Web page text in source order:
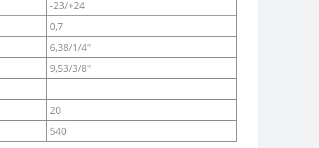
-23/+24
0,7
6,38/1/4″
9,53/3/8″
20
540